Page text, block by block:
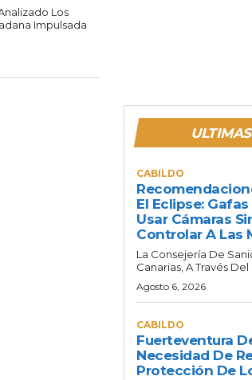
Los
Impulsada
CABILDO
El Eclipse:
Usar Cámaras
Controlar A Las
La Consejería De
Canarias, A Través
Agosto 6, 2026
CABILDO
Fuerteventura
Necesidad De
Protección De